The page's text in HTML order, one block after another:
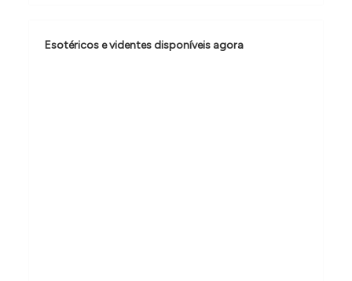
e
Esotéricos e videntes disponíveis agora